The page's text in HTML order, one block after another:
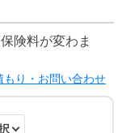
険料が変わま
り・お問い合わせ